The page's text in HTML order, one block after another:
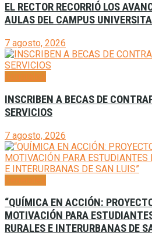
EL RECTOR RECORRIÓ LOS
AULAS DEL CAMPUS
7 agosto, 2026
INSCRIBEN A BECAS DE
SERVICIOS
7 agosto, 2026
“QUÍMICA EN ACCIÓN:
MOTIVACIÓN PARA
RURALES E INTERURBANAS DE